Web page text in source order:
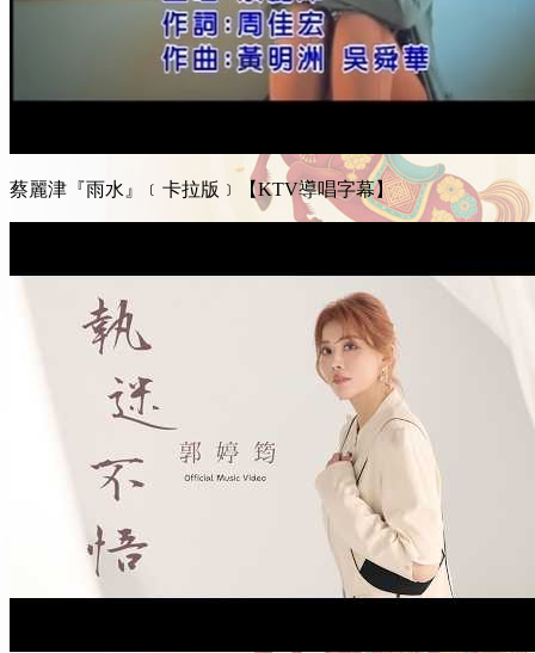
蔡麗津『雨水』﹝卡拉版﹞【KTV導唱字幕】